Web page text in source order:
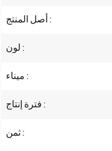
أصل المنتج :
لون :
ميناء :
فترة إنتاج :
ثمن :